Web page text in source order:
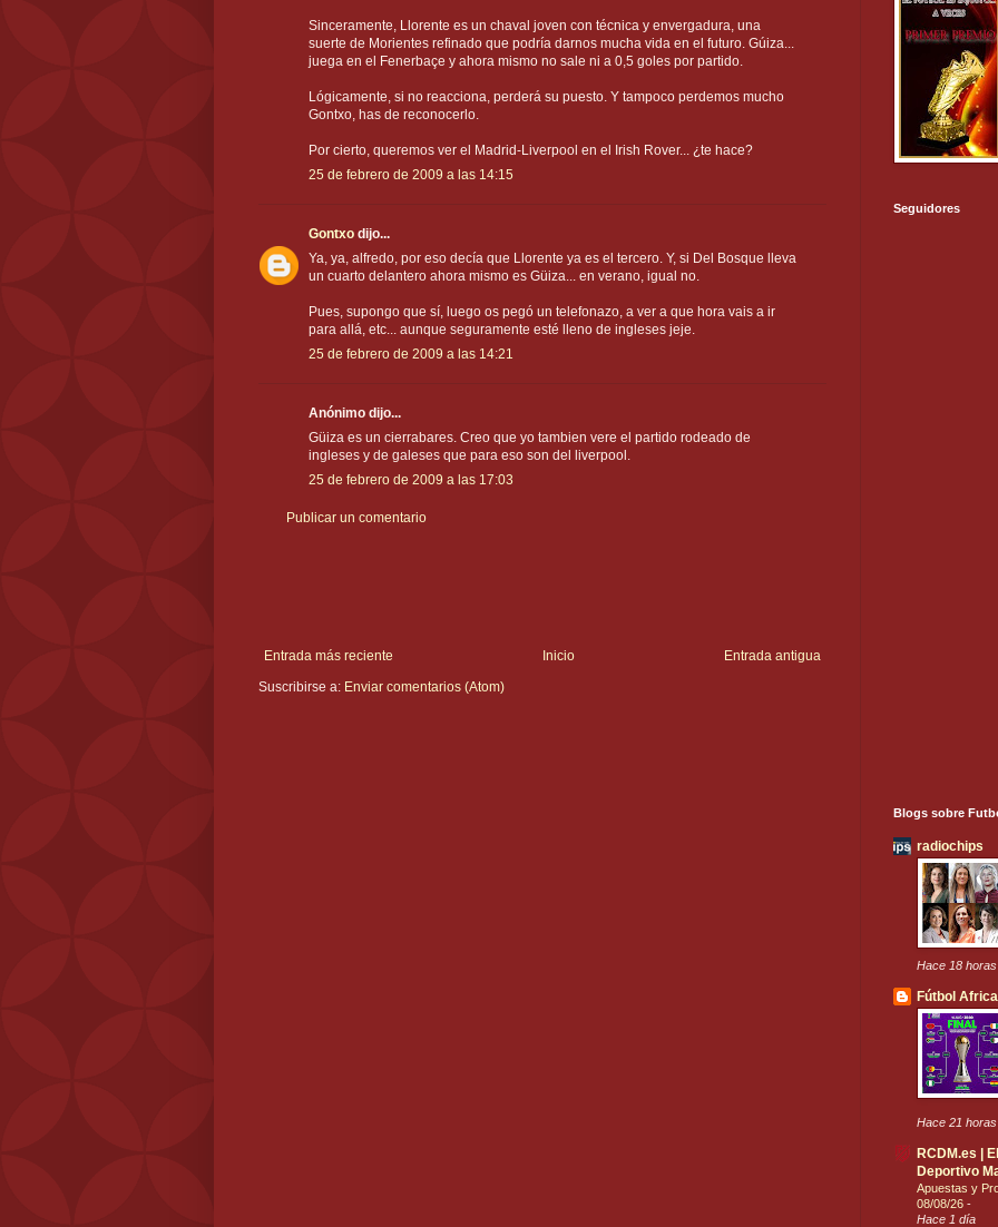
Sinceramente, Llorente es un chaval joven con técnica y envergadura, una
suerte de Morientes refinado que podría darnos mucha vida en el futuro. Gúiza...
juega en el Fenerbaçe y ahora mismo no sale ni a 0,5 goles por partido.
Lógicamente, si no reacciona, perderá su puesto. Y tampoco perdemos mucho
Gontxo, has de reconocerlo.
Por cierto, queremos ver el Madrid-Liverpool en el Irish Rover... ¿te hace?
25 de febrero de 2009 a las 14:15
Gontxo dijo...
Ya, ya, alfredo, por eso decía que Llorente ya es el tercero. Y, si Del Bosque lleva
un cuarto delantero ahora mismo es Güiza... en verano, igual no.
Pues, supongo que sí, luego os pegó un telefonazo, a ver a que hora vais a ir
para allá, etc... aunque seguramente esté lleno de ingleses jeje.
25 de febrero de 2009 a las 14:21
Anónimo dijo...
Güiza es un cierrabares. Creo que yo tambien vere el partido rodeado de
ingleses y de galeses que para eso son del liverpool.
25 de febrero de 2009 a las 17:03
Publicar un comentario
Entrada más reciente Entrada antigua
Inicio
Suscribirse a: Enviar comentarios (Atom)
Seguidores
Blogs sobre
radiochips
Hace 18 horas
Fútbol
Hace 21 horas
RCDM.es |
Deportivo
Apuestas y
08/08/26 -
Hace 1 día